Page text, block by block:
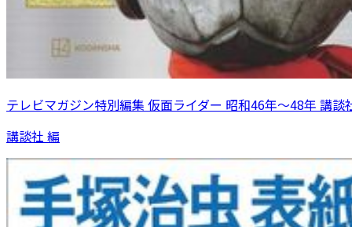
テレビマガジン特別編集 仮面ライダー 昭和46年～48年 講談
講談社 編